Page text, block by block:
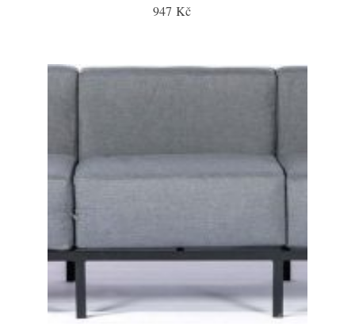
947 Kč